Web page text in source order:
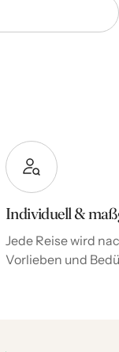
Individuell &
Jede Reise wird
Vorlieben und